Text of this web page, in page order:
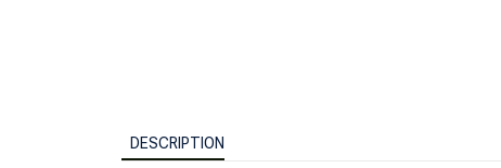
DESCRIPTION